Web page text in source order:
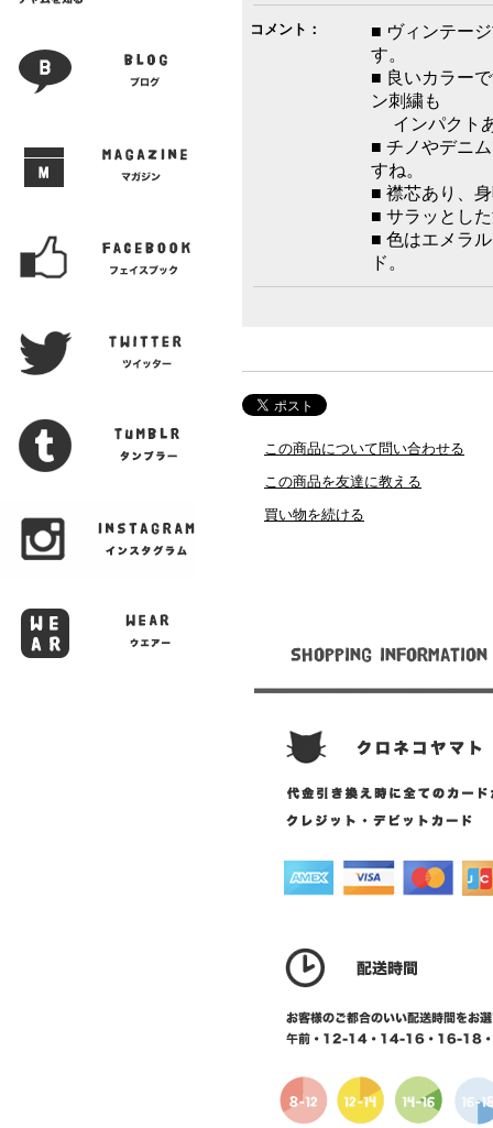
コメント：
■ ヴィンテー
す。
■ 良いカラー
ン刺繍も
インパクト
■ チノやデニ
すね。
■ 襟芯あり、
■ サラッとし
■ 色はエメラ
ド。
この商品について問い合わせる
この商品を友達に教える
買い物を続ける